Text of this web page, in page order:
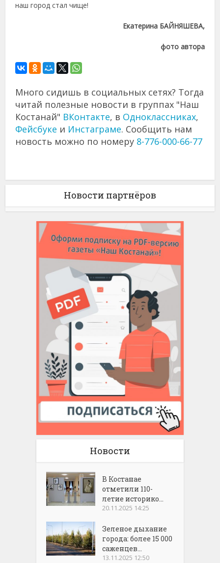
наш город стал чище!
Екатерина БАЙНЯШЕВА,
фото автора
Много сидишь в социальных сетях? Тогда
читай полезные новости в группах "Наш
Костанай" ВКонтакте, в Одноклассниках,
Фейсбуке и Инстаграме. Сообщить нам
новость можно по номеру 8-776-000-66-77
Новости партнёров
Новости
В Костанае
отметили 110-
летие историко...
20.11.2025 14:25
Зеленое дыхание
города: более 15 000
саженцев...
13.11.2025 12:50